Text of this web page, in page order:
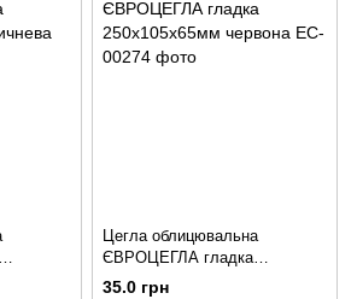
Цегла облицювальна
ЄВРОЦЕГЛА гладка
250х105х65мм червона
35.0 грн